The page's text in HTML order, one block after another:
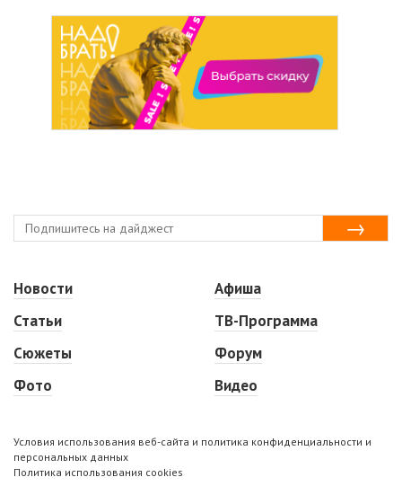
Новости
Статьи
Сюжеты
Фото
Афиша
ТВ-Программа
Форум
Видео
Условия использования веб-сайта и политика конфиденциальности и
персональных данных
Политика использования cookies